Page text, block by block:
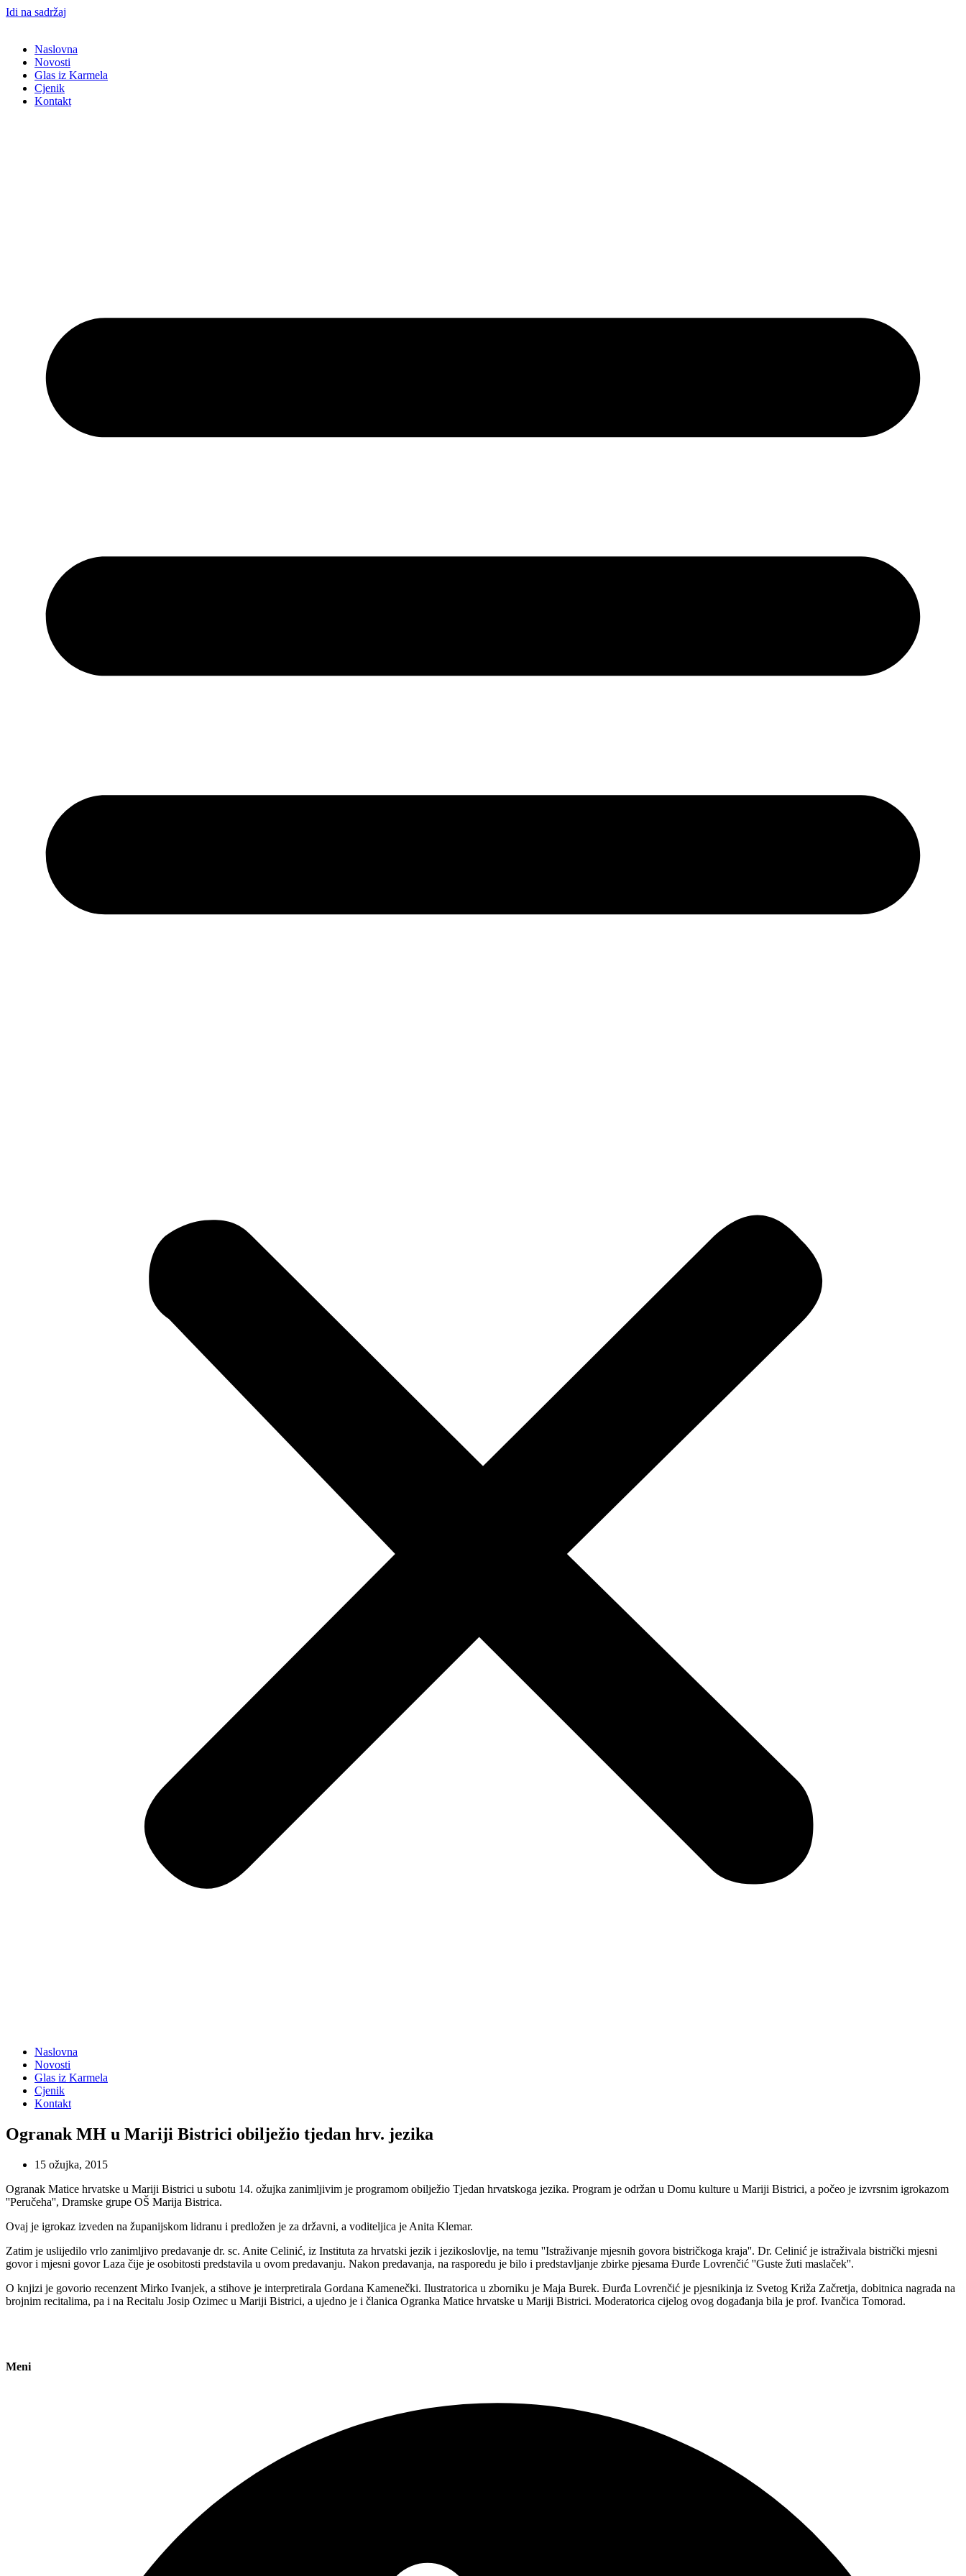
Idi na sadržaj
Naslovna
Novosti
Glas iz Karmela
Cjenik
Kontakt
Naslovna
Novosti
Glas iz Karmela
Cjenik
Kontakt
Ogranak MH u Mariji Bistrici obilježio tjedan hrv. jezika
15 ožujka, 2015
Ogranak Matice hrvatske u Mariji Bistrici u subotu 14. ožujka zanimljivim je programom obilježio Tjedan hrvatskoga jezika. Program je održan u Domu kulture u Mariji Bistrici, a počeo je izvrsnim igrokazom
''Peručeha'', Dramske grupe OŠ Marija Bistrica.
Ovaj je igrokaz izveden na županijskom lidranu i predložen je za državni, a voditeljica je Anita Klemar.
Zatim je uslijedilo vrlo zanimljivo predavanje dr. sc. Anite Celinić, iz Instituta za hrvatski jezik i jezikoslovlje, na temu ''Istraživanje mjesnih govora bistričkoga kraja''. Dr. Celinić je istraživala bistrički mjesni
govor i mjesni govor Laza čije je osobitosti predstavila u ovom predavanju. Nakon predavanja, na rasporedu je bilo i predstavljanje zbirke pjesama Đurđe Lovrenčić ''Guste žuti maslaček''.
O knjizi je govorio recenzent Mirko Ivanjek, a stihove je interpretirala Gordana Kamenečki. Ilustratorica u zborniku je Maja Burek. Đurđa Lovrenčić je pjesnikinja iz Svetog Križa Začretja, dobitnica nagrada na
brojnim recitalima, pa i na Recitalu Josip Ozimec u Mariji Bistrici, a ujedno je i članica Ogranka Matice hrvatske u Mariji Bistrici. Moderatorica cijelog ovog događanja bila je prof. Ivančica Tomorad.
Meni